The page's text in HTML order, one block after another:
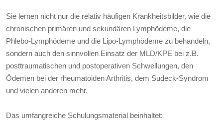
Sie lernen nicht nur die relativ häufigen Krankheitsbilder, wie die
chronischen primären und sekundären Lymphödeme, die
Phlebo-Lymphödeme und die Lipo-Lymphödeme zu behandeln,
sondern auch den sinnvollen Einsatz der MLD/KPE bei z.B.
posttraumatischen und postoperativen Schwellungen, den
Ödemen bei der rheumatoiden Arthritis, dem Sudeck-Syndrom
und vielen anderen mehr.
Das umfangreiche Schulungsmaterial beinhaltet: